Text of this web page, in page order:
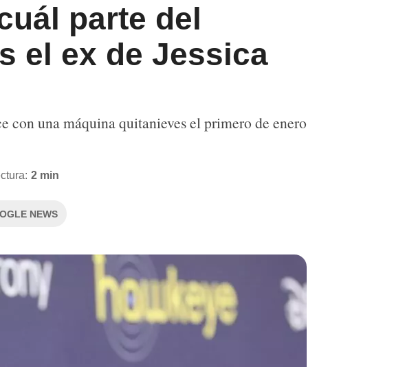
parte del
el ex de Jessica
con una máquina quitanieves el primero de enero
2 min
NEWS